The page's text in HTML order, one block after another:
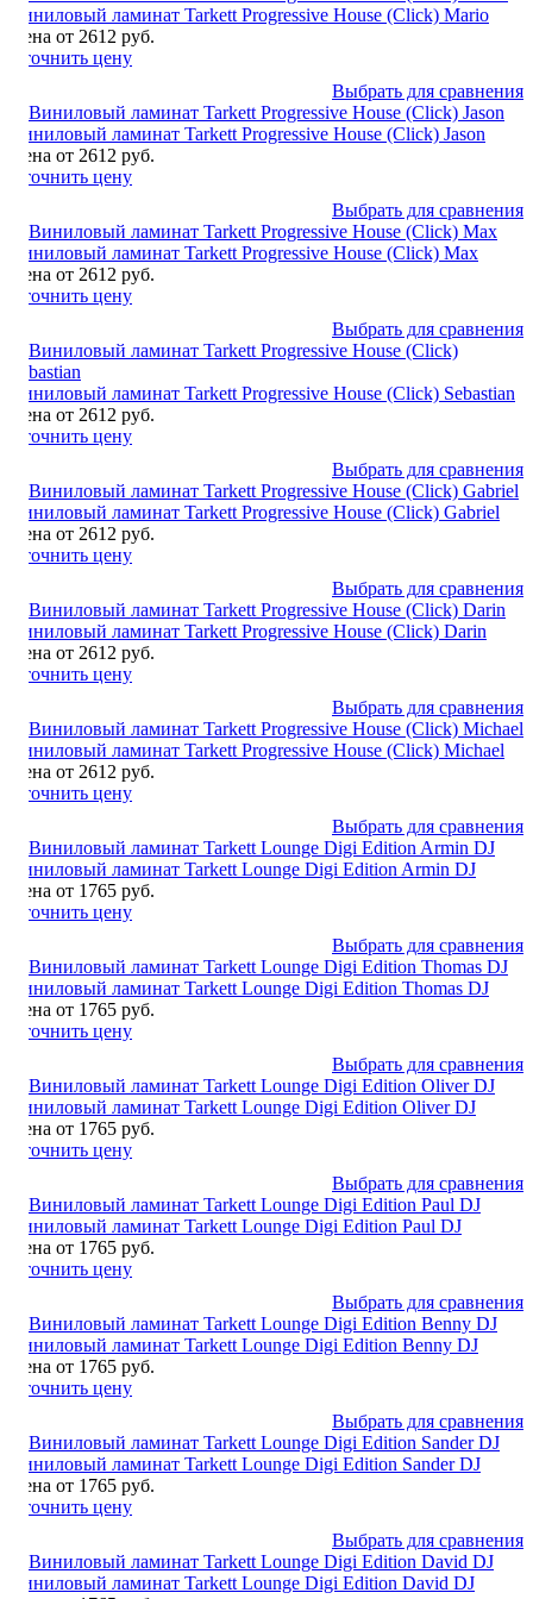
Виниловый ламинат Tarkett Progressive House (Click) Mario
Цена от 2612 руб.
Уточнить цену
Выбрать для сравнения
Виниловый ламинат Tarkett Progressive House (Click) Jason
Цена от 2612 руб.
Уточнить цену
Выбрать для сравнения
Виниловый ламинат Tarkett Progressive House (Click) Max
Цена от 2612 руб.
Уточнить цену
Выбрать для сравнения
Виниловый ламинат Tarkett Progressive House (Click) Sebastian
Цена от 2612 руб.
Уточнить цену
Выбрать для сравнения
Виниловый ламинат Tarkett Progressive House (Click) Gabriel
Цена от 2612 руб.
Уточнить цену
Выбрать для сравнения
Виниловый ламинат Tarkett Progressive House (Click) Darin
Цена от 2612 руб.
Уточнить цену
Выбрать для сравнения
Виниловый ламинат Tarkett Progressive House (Click) Michael
Цена от 2612 руб.
Уточнить цену
Выбрать для сравнения
Виниловый ламинат Tarkett Lounge Digi Edition Armin DJ
Цена от 1765 руб.
Уточнить цену
Выбрать для сравнения
Виниловый ламинат Tarkett Lounge Digi Edition Thomas DJ
Цена от 1765 руб.
Уточнить цену
Выбрать для сравнения
Виниловый ламинат Tarkett Lounge Digi Edition Oliver DJ
Цена от 1765 руб.
Уточнить цену
Выбрать для сравнения
Виниловый ламинат Tarkett Lounge Digi Edition Paul DJ
Цена от 1765 руб.
Уточнить цену
Выбрать для сравнения
Виниловый ламинат Tarkett Lounge Digi Edition Benny DJ
Цена от 1765 руб.
Уточнить цену
Выбрать для сравнения
Виниловый ламинат Tarkett Lounge Digi Edition Sander DJ
Цена от 1765 руб.
Уточнить цену
Выбрать для сравнения
Виниловый ламинат Tarkett Lounge Digi Edition David DJ